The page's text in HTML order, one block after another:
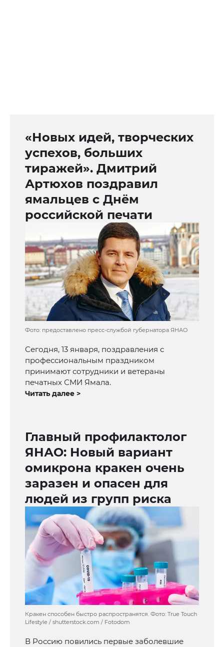
«Новых идей, творческих
успехов, больших
тиражей». Дмитрий
Артюхов поздравил
ямальцев с Днём
российской печати
Фото: предоставлено пресс-службой губернатора ЯНАО
Сегодня, 13 января, поздравления с
профессиональным праздником
принимают сотрудники и ветераны
печатных СМИ Ямала.
Читать далее >
Главный профилактолог
ЯНАО: Новый вариант
омикрона кракен очень
заразен и опасен для
людей из групп риска
Кракен способен быстро распространятся. Фото: True Touch
Lifestyle / shutterstock.com / Fotodom
В Россию повились первые заболевшие